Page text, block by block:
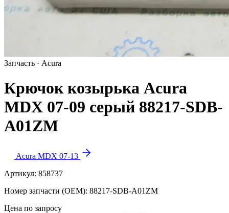
Запчасть · Acura
Крючок козырька Acura
MDX 07-09 серый 88217-SDB-
A01ZM
Acura MDX 07-13
Артикул: 858737
Номер запчасти (OEM): 88217-SDB-A01ZM
Цена по запросу